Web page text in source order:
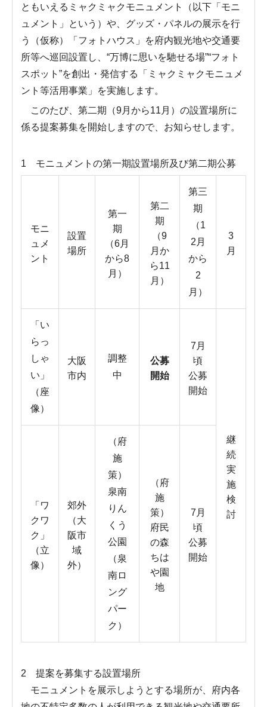
ともいえるミャクミャクモニュメント（以下「モニ
ュメント」という）や、グッズ・パネルの展示を行
う（仮称）「フォトハウス」を府内観光地や交通要
所等へ巡回設置し、“万博に思いを馳せる場”“フォト
スポット”を創出・発信する「ミャクミャクモニュメ
ント等活用事業」を実施します。
このたび、第二期（9月から11月）の設置場所に
係る提案募集を開始しますので、お知らせします。
1 モニュメントの第一期設置場所及び第二期公募
モニ
ュメ
ント
設置
場所
第一
期
（6月
から8
月）
第二
期
（9
月か
ら11
月）
第三
期
（1
2月
から
2
月）
3
月
「い
らっ
しゃ
い」
（座
像）
大阪
市内
調整
中
公募
開始
7月
頃
公募
開始
継
続
実
施
検
討
「ワ
クワ
ク」
（立
像）
郊外
（大
阪市
域
外）
（府
施
策）
泉南
りん
くう
公園
（泉
南ロ
ング
パー
ク）
（府
施
策）
府民
の森
ちは
や園
地
7月
頃
公募
開始
2 提案を募集する設置場所
モニュメントを展示しようとする場所が、府内各